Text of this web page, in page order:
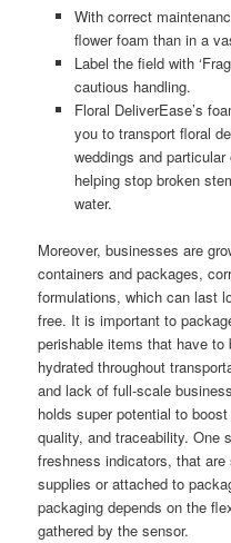
With correct
flower foam than in a
Label the field with
cautious handling.
Floral DeliverEase’s
you to transport floral
weddings and
helping stop broken
water.
Moreover, businesses are
containers and packages,
formulations, which can last
free. It is important to
perishable items that have to
hydrated throughout
and lack of full-scale
holds super potential to
quality, and traceability. One
freshness indicators, that
supplies or attached to
packaging depends on the
gathered by the sensor.